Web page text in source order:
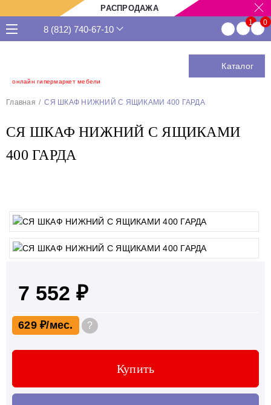
РАСПРОДАЖА
онлайн гипермаркет мебели
8 (812) 740-67-10
Каталог
Главная СЯ ШКАФ НИЖНИЙ С ЯЩИКАМИ 400 ГАРДА
СЯ ШКАФ НИЖНИЙ С ЯЩИКАМИ
400 ГАРДА
7 552 ₽
629 ₽ ?
Купить